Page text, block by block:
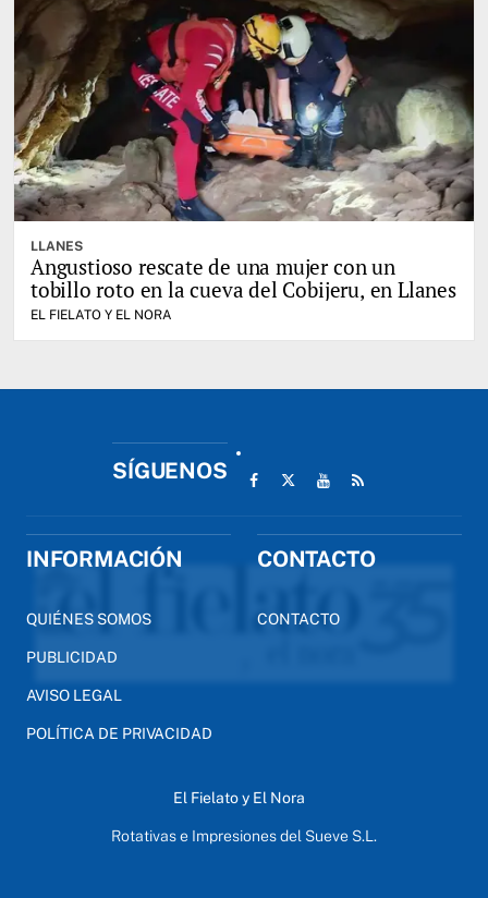
LLANES
Angustioso rescate de una mujer con un
tobillo roto en la cueva del Cobijeru, en Llanes
EL FIELATO Y EL NORA
SÍGUENOS
INFORMACIÓN
QUIÉNES SOMOS
PUBLICIDAD
AVISO LEGAL
POLÍTICA DE PRIVACIDAD
CONTACTO
CONTACTO
El Fielato y El Nora
Rotativas e Impresiones del Sueve S.L.